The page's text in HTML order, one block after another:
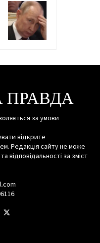
ПРАВДА
за умови
відкрите
Редакція сайту не може
відповідальності за зміст